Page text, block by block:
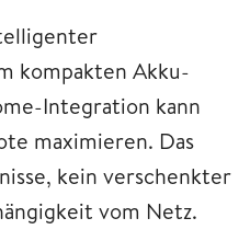
kompakten Akku-
Integration kann
maximieren. Das
kein verschenkter
vom Netz.